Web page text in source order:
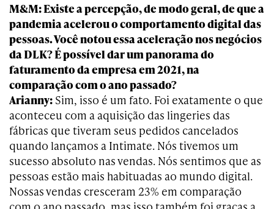
M&M: Existe a percepção, de modo geral, de que a
pandemia acelerou o comportamento digital das
pessoas. Você notou essa aceleração nos negócios
da DLK? É possível dar um panorama do
faturamento da empresa em 2021, na
comparação com o ano passado?
Arianny: Sim, isso é um fato. Foi exatamente o que
aconteceu com a aquisição das lingeries das
fábricas que tiveram seus pedidos cancelados
quando lançamos a Intimate. Nós tivemos um
sucesso absoluto nas vendas. Nós sentimos que as
pessoas estão mais habituadas ao mundo digital.
Nossas vendas cresceram 23% em comparação